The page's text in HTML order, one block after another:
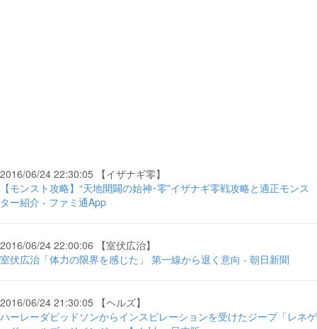
2016/06/24 22:30:05 【イザナギ零】
【モンスト攻略】“天地開闢の始神･零”イザナギ零戦攻略と適正モンス
ター紹介 - ファミ通App
2016/06/24 22:00:06 【室伏広治】
室伏広治「体力の限界を感じた」 第一線から退く意向 - 朝日新聞
2016/06/24 21:30:05 【ヘルズ】
ハーレーダビッドソンからインスピレーションを受けたジープ「レネゲ